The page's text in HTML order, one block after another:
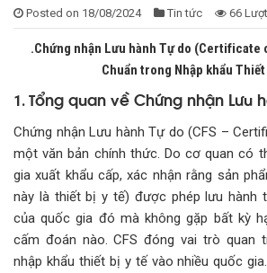
Posted on 18/08/2024 Tin tức 66
.Chứng nhận Lưu hành Tự do (Certificate
Chuẩn trong Nhập khẩu Thiết
1. Tổng quan về Chứng nhận Lưu
Chứng nhận Lưu hành Tự do (CFS –
một văn bản chính thức. Do cơ quan có
gia xuất khẩu cấp, xác nhận rằng sản
này là thiết bị y tế) được phép lưu hành
của quốc gia đó mà không gặp bất kỳ
cấm đoán nào. CFS đóng vai trò quan
nhập khẩu thiết bị y tế vào nhiều quốc